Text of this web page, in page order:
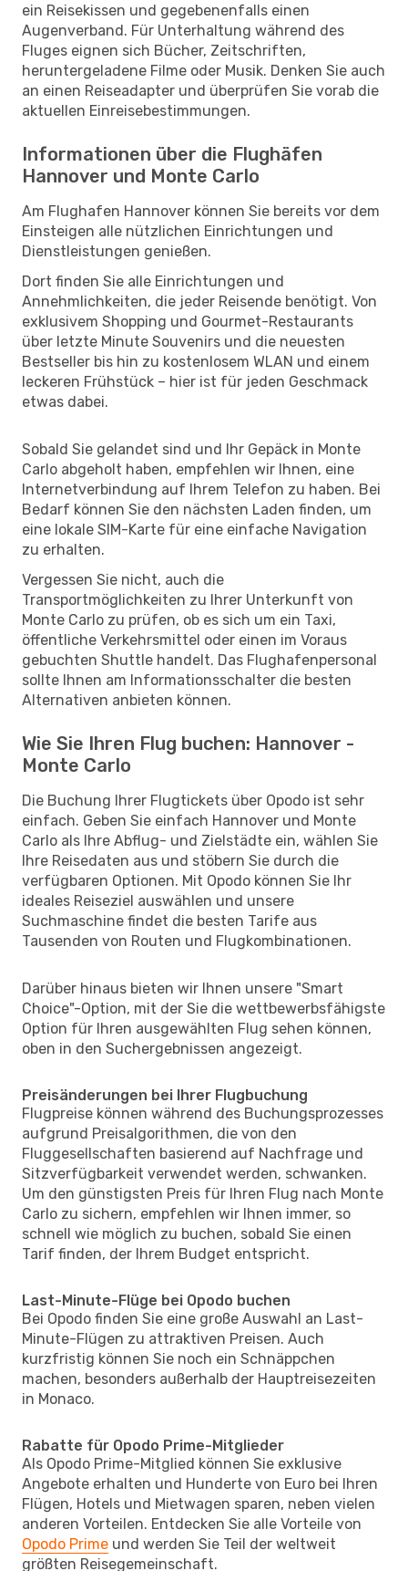
ein Reisekissen und gegebenenfalls einen
Augenverband. Für Unterhaltung während des
Fluges eignen sich Bücher, Zeitschriften,
heruntergeladene Filme oder Musik. Denken Sie auch
an einen Reiseadapter und überprüfen Sie vorab die
aktuellen Einreisebestimmungen.
Informationen über die Flughäfen
Hannover und Monte Carlo
Am Flughafen Hannover können Sie bereits vor dem
Einsteigen alle nützlichen Einrichtungen und
Dienstleistungen genießen.
Dort finden Sie alle Einrichtungen und
Annehmlichkeiten, die jeder Reisende benötigt. Von
exklusivem Shopping und Gourmet-Restaurants
über letzte Minute Souvenirs und die neuesten
Bestseller bis hin zu kostenlosem WLAN und einem
leckeren Frühstück – hier ist für jeden Geschmack
etwas dabei.
Sobald Sie gelandet sind und Ihr Gepäck in Monte
Carlo abgeholt haben, empfehlen wir Ihnen, eine
Internetverbindung auf Ihrem Telefon zu haben. Bei
Bedarf können Sie den nächsten Laden finden, um
eine lokale SIM-Karte für eine einfache Navigation
zu erhalten.
Vergessen Sie nicht, auch die
Transportmöglichkeiten zu Ihrer Unterkunft von
Monte Carlo zu prüfen, ob es sich um ein Taxi,
öffentliche Verkehrsmittel oder einen im Voraus
gebuchten Shuttle handelt. Das Flughafenpersonal
sollte Ihnen am Informationsschalter die besten
Alternativen anbieten können.
Wie Sie Ihren Flug buchen: Hannover -
Monte Carlo
Die Buchung Ihrer Flugtickets über Opodo ist sehr
einfach. Geben Sie einfach Hannover und Monte
Carlo als Ihre Abflug- und Zielstädte ein, wählen Sie
Ihre Reisedaten aus und stöbern Sie durch die
verfügbaren Optionen. Mit Opodo können Sie Ihr
ideales Reiseziel auswählen und unsere
Suchmaschine findet die besten Tarife aus
Tausenden von Routen und Flugkombinationen.
Darüber hinaus bieten wir Ihnen unsere "Smart
Choice"-Option, mit der Sie die wettbewerbsfähigste
Option für Ihren ausgewählten Flug sehen können,
oben in den Suchergebnissen angezeigt.
Preisänderungen bei Ihrer Flugbuchung
Flugpreise können während des Buchungsprozesses
aufgrund Preisalgorithmen, die von den
Fluggesellschaften basierend auf Nachfrage und
Sitzverfügbarkeit verwendet werden, schwanken.
Um den günstigsten Preis für Ihren Flug nach Monte
Carlo zu sichern, empfehlen wir Ihnen immer, so
schnell wie möglich zu buchen, sobald Sie einen
Tarif finden, der Ihrem Budget entspricht.
Last-Minute-Flüge bei Opodo buchen
Bei Opodo finden Sie eine große Auswahl an Last-
Minute-Flügen zu attraktiven Preisen. Auch
kurzfristig können Sie noch ein Schnäppchen
machen, besonders außerhalb der Hauptreisezeiten
in Monaco.
Rabatte für Opodo Prime-Mitglieder
Als Opodo Prime-Mitglied können Sie exklusive
Angebote erhalten und Hunderte von Euro bei Ihren
Flügen, Hotels und Mietwagen sparen, neben vielen
anderen Vorteilen. Entdecken Sie alle Vorteile von
Opodo Prime und werden Sie Teil der weltweit
größten Reisegemeinschaft.